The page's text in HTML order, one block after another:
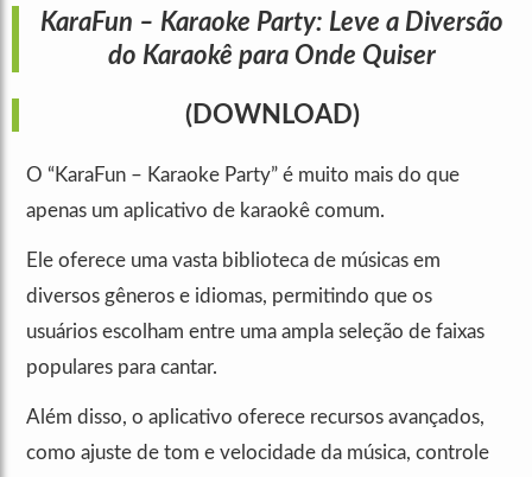
KaraFun – Karaoke Party: Leve a Diversão
do Karaokê para Onde Quiser
(DOWNLOAD)
O “KaraFun – Karaoke Party” é muito mais do que
apenas um aplicativo de karaokê comum.
Ele oferece uma vasta biblioteca de músicas em
diversos gêneros e idiomas, permitindo que os
usuários escolham entre uma ampla seleção de faixas
populares para cantar.
Além disso, o aplicativo oferece recursos avançados,
como ajuste de tom e velocidade da música, controle